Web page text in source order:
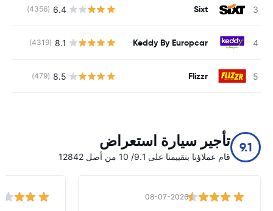
Sixt
6.4
(4356)
Keddy By Europcar
8.1
(4319)
Flizzr
8.5
(479)
9.1 تأجير سيارة استعراض
قام عملاؤنا بتقييمنا على 9.1/ 10 من أصل 12842
08-07-2026